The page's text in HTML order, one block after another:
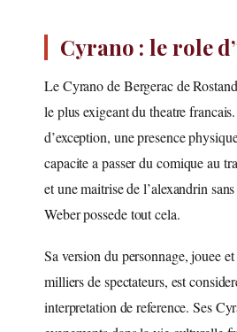
Cyrano : le role
Le Cyrano de Bergerac de
le plus exigeant du theatre
d’exception, une presence
capacite a passer du comique au
et une maitrise de l’alexandrin
Weber possede tout cela.
Sa version du personnage, jouee
milliers de spectateurs, est
interpretation de reference. Ses